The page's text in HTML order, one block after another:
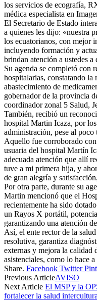
los servicios de ecografía,
médica especialista en
El Secretario de Estado
a quienes les dijo: «nuestra
los ecuatorianos, con mejor
incluyendo formación y
brindan atención a ustedes a
Su agenda se completó con
hospitalarias, constatando
abastecimiento de
gobernador de la provincia
coordinador zonal 5 Salud,
También, recibió un
hospital Martin Icaza, por
administración, pese al poco
Aquello fue corroborado
usuaria del hospital Martín
adecuada atención que allí
tuve a mi primera hija, y
de gran alegría y
Por otra parte, durante su
Martin mencionó que el
recientemente ha sido
un Rayos X portátil,
garantizando una atención
Así, el ente rector de la
resolutiva, garantiza
externas y mejora la calidad
asistenciales, como lo hace
Share. Facebook Twitter
Previous ArticleAVISO
Next Article El MSP y la
fortalecer la salud